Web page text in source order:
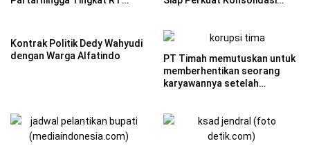
Kontrak Politik Dedy Wahyudi
dengan Warga Alfatindo
PT Timah memutuskan untuk
memberhentikan seorang
karyawannya setelah
terkait penggunaan BPJS
menuai kontroversi.